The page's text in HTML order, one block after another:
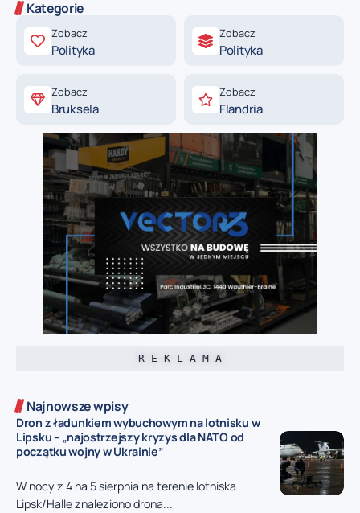
Kategorie
Zobacz
Polityka
Zobacz
Polityka
Zobacz
Bruksela
Zobacz
Flandria
R E K L A M A
Najnowsze wpisy
Dron z ładunkiem wybuchowym na lotnisku w
Lipsku – „najostrzejszy kryzys dla NATO od
początku wojny w Ukrainie”
W nocy z 4 na 5 sierpnia na terenie lotniska
Lipsk/Halle znaleziono drona...